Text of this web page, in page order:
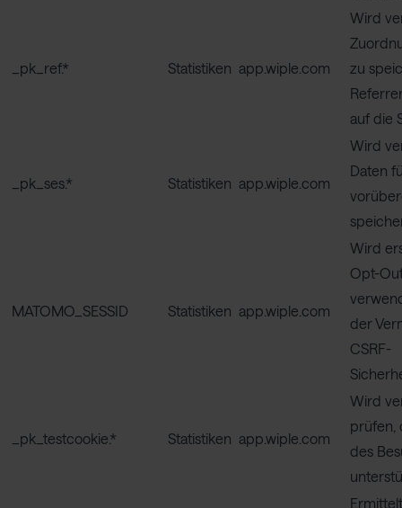
_pk_ref.* Statistiken app.wiple.com
Wird
zu
auf die
_pk_ses.* Statistiken app.wiple.com
Wird
Daten
MATOMO_SESSID Statistiken app.wiple.com
Wird
Opt-
der
CSRF-
_pk_testcookie.* Statistiken app.wiple.com
Wird
prüfen,
des